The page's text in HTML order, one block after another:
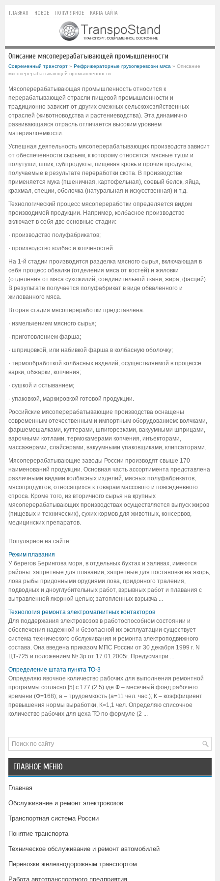
ГЛАВНАЯ НОВОЕ ПОПУЛЯРНОЕ КАРТА САЙТА
Описание мясоперерабатывающей промышленности
Современный транспорт » Рефрижераторные грузоперевозки мяса » Описание
мясоперерабатывающей промышленности
Мясоперерабатывающая промышленность относится к
перерабатывающей отрасли пищевой промышленности и
традиционно зависит от других смежных сельскохозяйственных
отраслей (животноводства и растениеводства). Эта динамично
развивающаяся отрасль отличается высоким уровнем
материалоемкости.
Успешная деятельность мясоперерабатывающих производств зависит
от обеспеченности сырьем, к которому относятся: мясные туши и
полутуши, шпик, субпродукты, пищевая кровь и прочие продукты,
получаемые в результате переработки скота. В производстве
применяется мука (пшеничная, картофельная), соевый белок, яйца,
крахмал, специи, оболочка (натуральная и искусственная) и т.д.
Технологический процесс мясопереработки определяется видом
производимой продукции. Например, колбасное производство
включает в себя две основные стадии:
· производство полуфабрикатов;
· производство колбас и копченостей.
На 1-й стадии производится разделка мясного сырья, включающая в
себя процесс обвалки (отделения мяса от костей) и жиловки
(отделения от мяса сухожилий, соединительной ткани, жира, фасций).
В результате получается полуфабрикат в виде обваленного и
жилованного мяса.
Вторая стадия мясопереработки представлена:
· измельчением мясного сырья;
· приготовлением фарша;
· шприцовкой, или набивкой фарша в колбасную оболочку;
· термообработкой колбасных изделий, осуществляемой в процессе
варки, обжарки, копчения;
· сушкой и остыванием;
· упаковкой, маркировкой готовой продукции.
Российские мясоперерабатывающие производства оснащены
современным отечественным и импортным оборудованием: волчками,
фаршемешалками, куттерами, шпигорезками, вакуумными шприцами,
варочными котлами, термокамерами копчения, инъекторами,
массажерами, слайсерами, вакуумными упаковщиками, клипсаторами.
Мясоперерабатывающие заводы России производят свыше 170
наименований продукции. Основная часть ассортимента представлена
различными видами колбасных изделий, мясных полуфабрикатов,
мясопродуктов, относящихся к товарам массового и повседневного
спроса. Кроме того, из вторичного сырья на крупных
мясоперерабатывающих производствах осуществляется выпуск жиров
(пищевых и технических), сухих кормов для животных, консервов,
медицинских препаратов.
Популярное на сайте:
Режим плавания
У берегов Берингова моря, в отдельных бухтах и заливах, имеются
районы: запретные для плавании; запретные для постановки на якорь,
лова рыбы придонными орудиями лова, придонного траления,
подводных и дноуглубительных работ, взрывных работ и плавания с
вытравленной якорной цепью; затопленных взрывча ...
Технология ремонта электромагнитных контакторов
Для поддержания электровозов в работоспособном состоянии и
обеспечения надежной и безопасной их эксплуатации существует
система технического обслуживания и ремонта электроподвижного
состава. Она введена приказом МПС России от 30 декабря 1999 г. N
ЦТ-725 и положением № 3р от 17.01.2005г. Предусматри ...
Определение штата пункта ТО-3
Определяю явочное количество рабочих для выполнения ремонтной
программы согласно [5] с.177 (2.5) где Ф – месячный фонд рабочего
времени (Ф=168); а – трудоемкость (а=11 чел. час.); К – коэффициент
превышения нормы выработки, К=1,1 чел. Определяю списочное
количество рабочих для цеха ТО по формуле (2 ...
ГЛАВНОЕ МЕНЮ
Главная
Обслуживание и ремонт электровозов
Транспортная система России
Понятие транспорта
Техническое обслуживание и ремонт автомобилей
Перевозки железнодорожным транспортом
Работа автотранспортного предприятия